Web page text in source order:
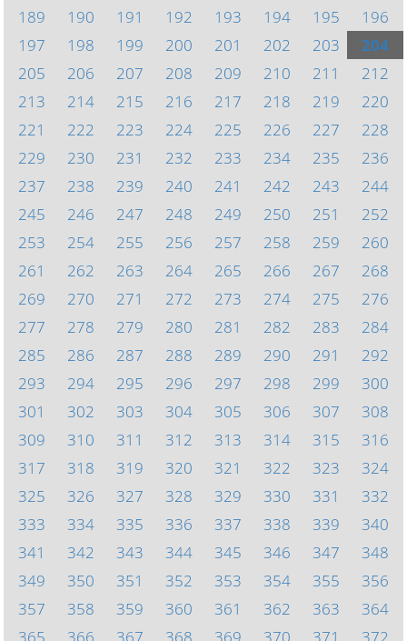
189
190 191 192 193 194 195
196
197
198 199 200 201 202 203
204
205
206 207 208 209 210 211
212
213
214 215 216 217 218 219
220
221
222 223 224 225 226 227
228
229
230 231 232 233 234 235
236
237
238 239 240 241 242 243
244
245
246 247 248 249 250 251
252
253
254 255 256 257 258 259
260
261
262 263 264 265 266 267
268
269
270 271 272 273 274 275
276
277
278 279 280 281 282 283
284
285
286 287 288 289 290 291
292
293
294 295 296 297 298 299
300
301
302 303 304 305 306 307
308
309
310 311 312 313 314 315
316
317
318 319 320 321 322 323
324
325
326 327 328 329 330 331
332
333
334 335 336 337 338 339
340
341
342 343 344 345 346 347
348
349
350 351 352 353 354 355
356
357
358 359 360 361 362 363
364